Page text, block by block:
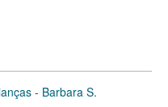
- Barbara S.